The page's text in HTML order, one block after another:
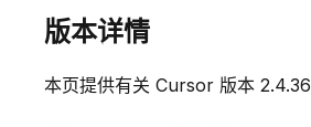
版本详情
本页提供有关 Cursor 版本 2.4.36